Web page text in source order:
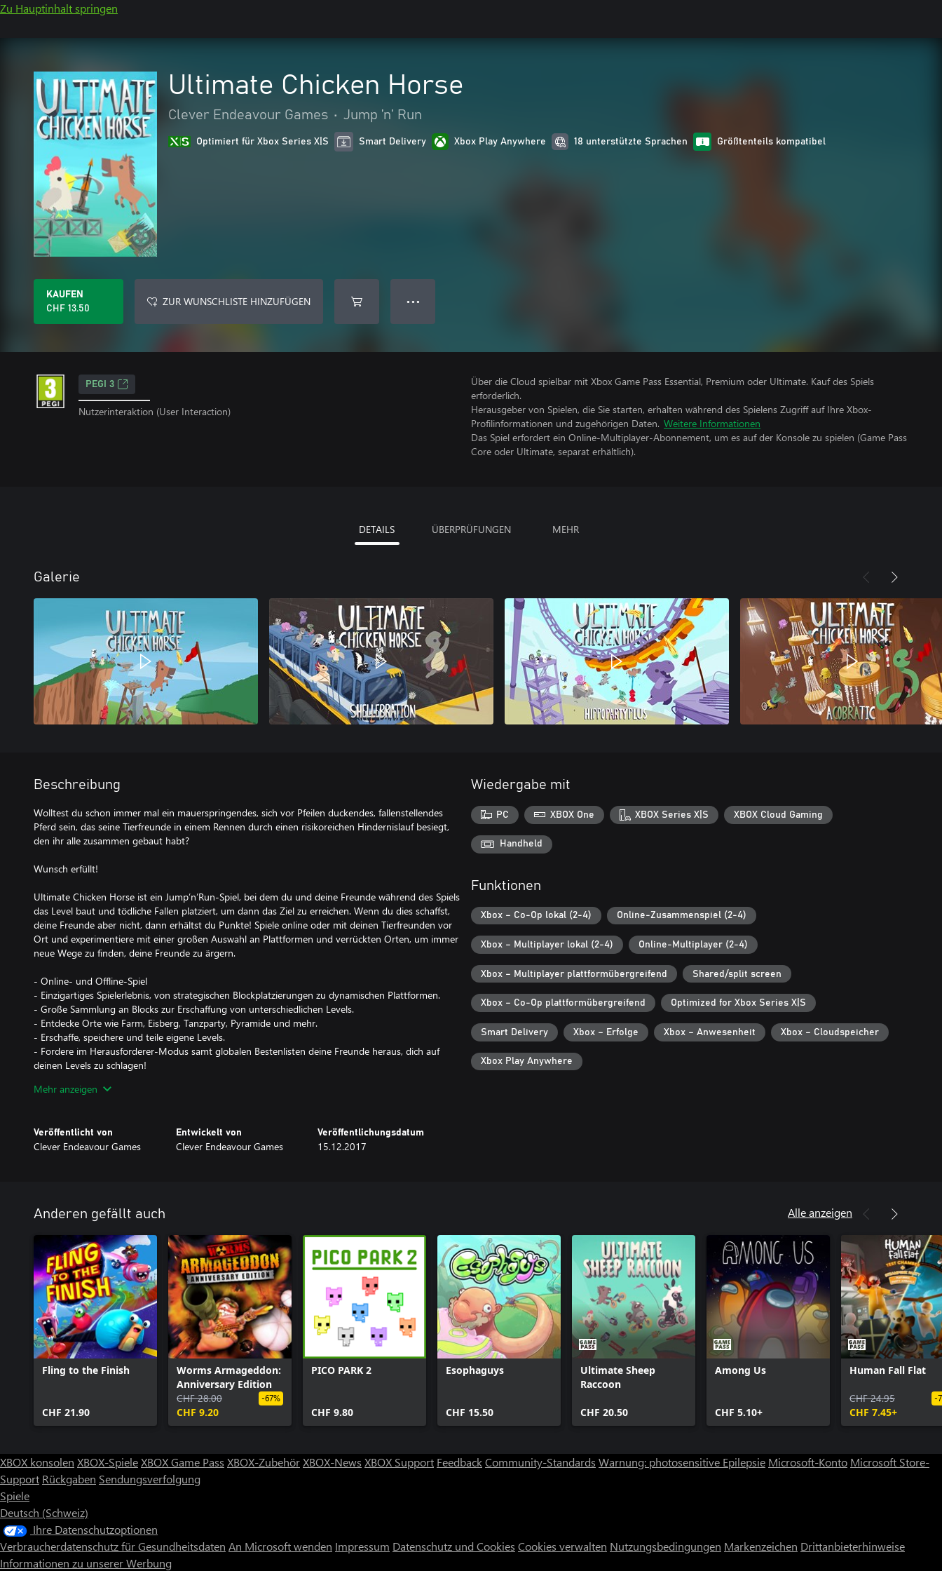
Zu Hauptinhalt springen
Ultimate Chicken Horse
Clever Endeavour Games • Jump ’n’ Run
Optimiert für Xbox Series X|S Smart Delivery Xbox Play Anywhere 18 unterstützte Sprachen Größtenteils kompatibel
KAUFEN
CHF 13.50
ZUR WUNSCHLISTE HINZUFÜGEN ● ● ●
PEGI 3
Nutzerinteraktion (User Interaction)
Über die Cloud spielbar mit Xbox Game Pass Essential, Premium oder Ultimate. Kauf des Spiels
erforderlich.
Herausgeber von Spielen, die Sie starten, erhalten während des Spielens Zugriff auf Ihre Xbox-
Profilinformationen und zugehörigen Daten. Weitere Informationen
Das Spiel erfordert ein Online-Multiplayer-Abonnement, um es auf der Konsole zu spielen (Game Pass
Core oder Ultimate, separat erhältlich).
DETAILS ÜBERPRÜFUNGEN MEHR
Galerie
Beschreibung
Wolltest du schon immer mal ein mauerspringendes, sich vor Pfeilen duckendes, fallenstellendes
Pferd sein, das seine Tierfreunde in einem Rennen durch einen risikoreichen Hindernislauf besiegt,
den ihr alle zusammen gebaut habt?
Wunsch erfüllt!
Ultimate Chicken Horse ist ein Jump’n’Run-Spiel, bei dem du und deine Freunde während des Spiels
das Level baut und tödliche Fallen platziert, um dann das Ziel zu erreichen. Wenn du dies schaffst,
deine Freunde aber nicht, dann erhältst du Punkte! Spiele online oder mit deinen Tierfreunden vor
Ort und experimentiere mit einer großen Auswahl an Plattformen und verrückten Orten, um immer
neue Wege zu finden, deine Freunde zu ärgern.
- Online- und Offline-Spiel
- Einzigartiges Spielerlebnis, von strategischen Blockplatzierungen zu dynamischen Plattformen.
- Große Sammlung an Blocks zur Erschaffung von unterschiedlichen Levels.
- Entdecke Orte wie Farm, Eisberg, Tanzparty, Pyramide und mehr.
- Erschaffe, speichere und teile eigene Levels.
- Fordere im Herausforderer-Modus samt globalen Bestenlisten deine Freunde heraus, dich auf
deinen Levels zu schlagen!
- Lustiger, künstlerischer Comic-Stil.
Mehr anzeigen
Veröffentlicht von
Clever Endeavour Games
Entwickelt von
Clever Endeavour Games
Veröffentlichungsdatum
15.12.2017
Wiedergabe mit
PC XBOX One XBOX Series X|S XBOX Cloud Gaming
Handheld
Funktionen
Xbox – Co-Op lokal (2-4) Online-Zusammenspiel (2-4)
Xbox – Multiplayer lokal (2-4) Online-Multiplayer (2-4)
Xbox – Multiplayer plattformübergreifend Shared/split screen
Xbox – Co-Op plattformübergreifend Optimized for Xbox Series X|S
Smart Delivery Xbox – Erfolge Xbox – Anwesenheit Xbox – Cloudspeicher
Xbox Play Anywhere
Anderen gefällt auch Alle anzeigen
Fling to the Finish
CHF 21.90
Worms Armageddon:
Anniversary Edition
CHF 28.00
CHF 9.20
-67%
PICO PARK 2
CHF 9.80
Esophaguys
CHF 15.50
Ultimate Sheep
Raccoon
CHF 20.50
Among Us
CHF 5.10+
Human Fall Flat
CHF 24.95
CHF 7.45+
-
XBOX konsolen XBOX-SpieleXBOX Game Pass XBOX-ZubehörXBOX-News XBOX Support FeedbackCommunity-Standards Warnung: photosensitive Epilepsie Microsoft-Konto Microsoft Store-
Support Rückgaben Sendungsverfolgung
Spiele
Deutsch (Schweiz)
Ihre Datenschutzoptionen
Verbraucherdatenschutz für Gesundheitsdaten An Microsoft wenden Impressum Datenschutz und Cookies Cookies verwalten Nutzungsbedingungen Markenzeichen Drittanbieterhinweise
Informationen zu unserer Werbung